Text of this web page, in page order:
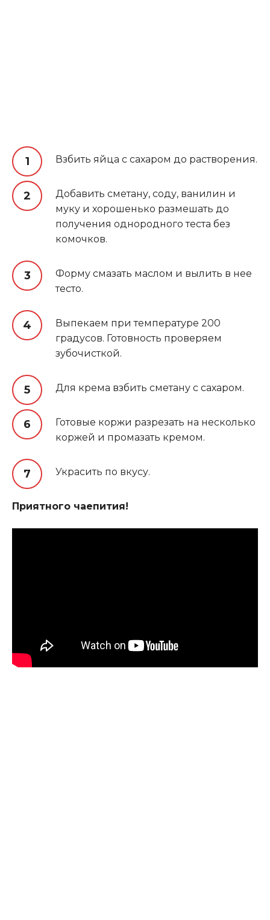
Взбить яйца с сахаром до растворения.
Добавить сметану, соду, ванилин и
муку и хорошенько размешать до
получения однородного теста без
комочков.
Форму смазать маслом и вылить в нее
тесто.
Выпекаем при температуре 200
градусов. Готовность проверяем
зубочисткой.
Для крема взбить сметану с сахаром.
Готовые коржи разрезать на несколько
коржей и промазать кремом.
Украсить по вкусу.
Приятного чаепития!